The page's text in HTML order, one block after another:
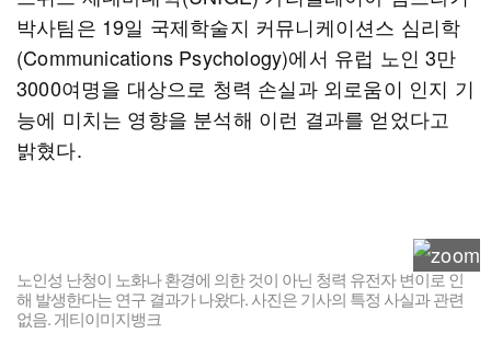
박사팀은 19일 국제학술지 커뮤니케이션스 심리학
(Communications Psychology)에서 유럽 노인 3만
3000여명을 대상으로 청력 손실과 외로움이 인지 기
능에 미치는 영향을 분석해 이런 결과를 얻었다고
밝혔다.
노인성 난청이 노화나 환경에 의한 것이 아닌 청력 유전자 변이로 인
해 발생한다는 연구 결과가 나왔다. 사진은 기사의 특정 사실과 관련
없음. 게티이미지뱅크